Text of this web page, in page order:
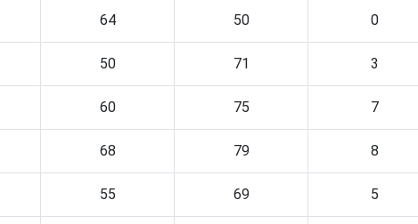
64 50 0
50 71 3
60 75 7
68 79 8
55 69 5